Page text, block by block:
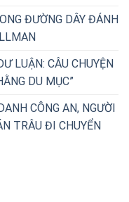
ĐƯỜNG DÂY ĐÁNH
LUẬN: CÂU CHUYỆN
DU MỤC”
CÔNG AN, NGƯỜI
TRÂU ĐI CHUYỂN